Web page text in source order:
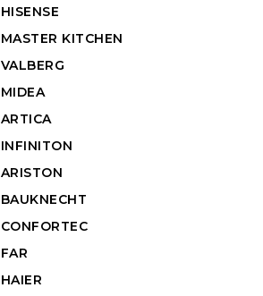
HISENSE
MASTER KITCHEN
VALBERG
MIDEA
ARTICA
INFINITON
ARISTON
BAUKNECHT
CONFORTEC
FAR
HAIER